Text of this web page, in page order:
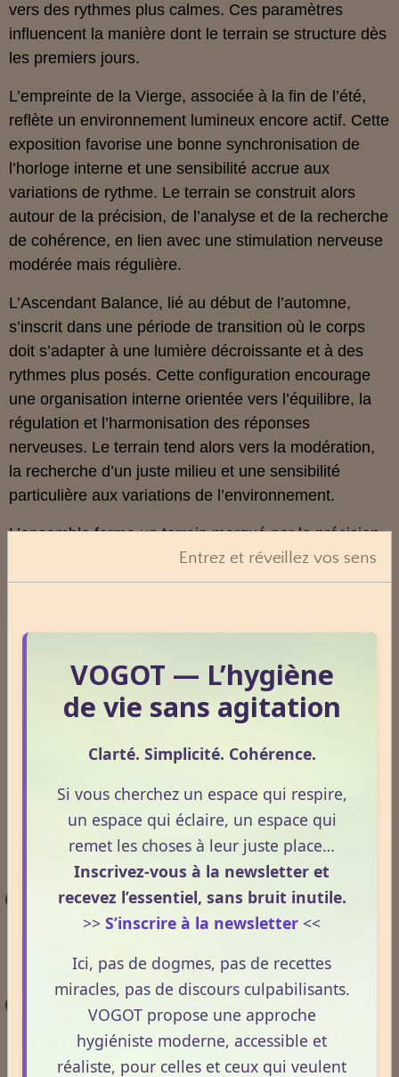
vers des rythmes plus calmes. Ces paramètres
influencent la manière dont le terrain se structure dès
les premiers jours.
L’empreinte de la Vierge, associée à la fin de l’été,
reflète un environnement lumineux encore actif. Cette
exposition favorise une bonne synchronisation de
l’horloge interne et une sensibilité accrue aux
variations de rythme. Le terrain se construit alors
autour de la précision, de l’analyse et de la recherche
de cohérence, en lien avec une stimulation nerveuse
modérée mais régulière.
L’Ascendant Balance, lié au début de l’automne,
s’inscrit dans une période de transition où le corps
doit s’adapter à une lumière décroissante et à des
rythmes plus posés. Cette configuration encourage
une organisation interne orientée vers l’équilibre, la
régulation et l’harmonisation des réponses
nerveuses. Le terrain tend alors vers la modération,
la recherche d’un juste milieu et une sensibilité
particulière aux variations de l’environnement.
L’ensemble forme un terrain marqué par la précision,
l’équilibre et la capacité à ajuster les réponses en
fonction des cycles. Cette lecture ne prédit rien, mais
naissance et les transitions lumineuses influencent la
Pour aller plus loin.
Pour approfondir les notions abordées dans cet
article, plusieurs contenus du site permettent
d’explorer plus en détail l’hygiénisme, le rôle de la
lumière, la notion de terrain et l’influence des cycles
naturels sur l’organisme.
Vers une naturopathie du futur :
épigénétique et hygiénisme en convergence
l’approche du terrain et de l’adaptation.
Vierge etBalance
– Comprendre comment les
signes astrologiques et dates de naissances
influences vos choix et votre terrain.
Entrez et réveillez vos sens
VOGOT — L’hygiène
de vie sans agitation
Clarté. Simplicité. Cohérence.
Si vous cherchez un espace qui respire,
un espace qui éclaire, un espace qui
remet les choses à leur juste place…
Inscrivez-vous à la newsletter et
recevez l’essentiel, sans bruit inutile.
>> S’inscrire à la newsletter <<
Ici, pas de dogmes, pas de recettes
miracles, pas de discours culpabilisants.
VOGOT propose une approche
hygiéniste moderne, accessible et
réaliste, pour celles et ceux qui veulent